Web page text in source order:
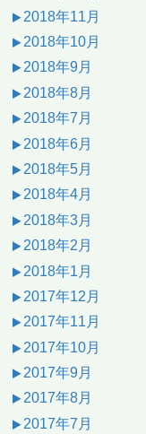
2018年11月
2018年10月
2018年9月
2018年8月
2018年7月
2018年6月
2018年5月
2018年4月
2018年3月
2018年2月
2018年1月
2017年12月
2017年11月
2017年10月
2017年9月
2017年8月
2017年7月